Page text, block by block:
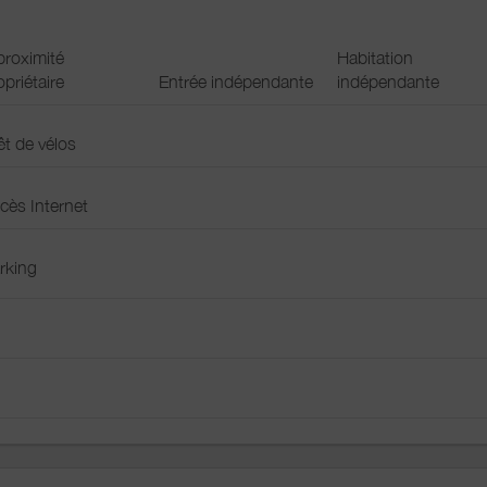
baignoire):
Entrée indépendante
Habitation
indépendante
de vélos
Internet